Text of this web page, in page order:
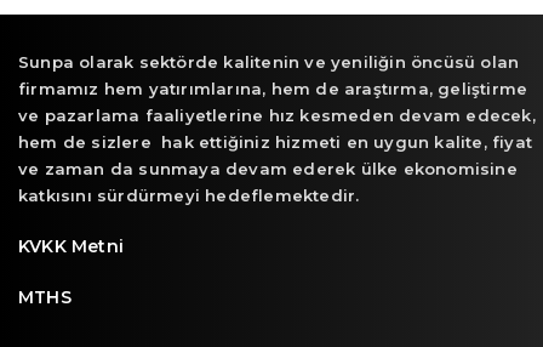
Sunpa olarak sektörde kalitenin ve yeniliğin öncüsü olan
firmamız hem yatırımlarına, hem de araştırma, geliştirme
ve pazarlama faaliyetlerine hız kesmeden devam edecek,
hem de sizlere hak ettiğiniz hizmeti en uygun kalite, fiyat
ve zaman da sunmaya devam ederek ülke ekonomisine
katkısını sürdürmeyi hedeflemektedir.
KVKK Metni
MTHS